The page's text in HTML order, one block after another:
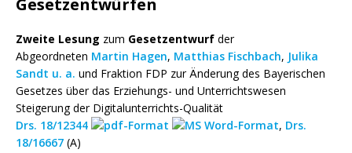
Zweite Lesung zum Gesetzentwurf der
Abgeordneten Martin Hagen, Matthias Fischbach, Julika
Sandt u. a. und Fraktion FDP zur Änderung des Bayerischen
Gesetzes über das Erziehungs- und Unterrichtswesen
Steigerung der Digitalunterrichts-Qualität
Drs. 18/12344
, Drs.
18/16667 (A)